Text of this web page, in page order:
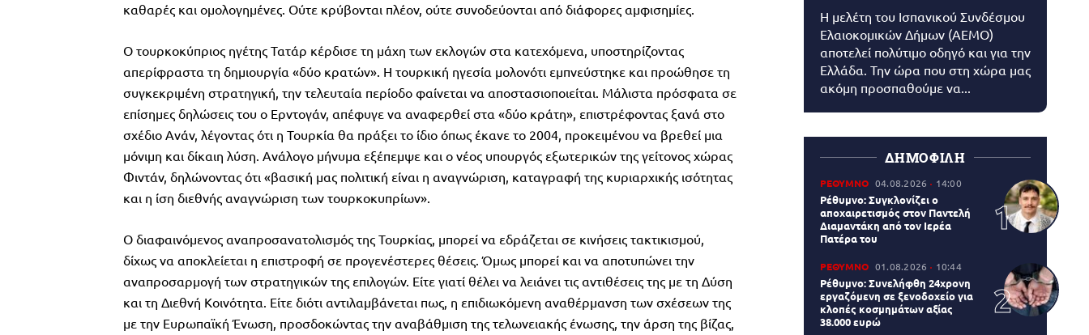
καθαρές και ομολογημένες. Ούτε κρύβονται πλέον, ούτε συνοδεύονται από διάφορες αμφισημίες.
Ο τουρκοκύπριος ηγέτης Τατάρ κέρδισε τη μάχη των εκλογών στα κατεχόμενα, υποστηρίζοντας
απερίφραστα τη δημιουργία «δύο κρατών». Η τουρκική ηγεσία μολονότι εμπνεύστηκε και προώθησε τη
συγκεκριμένη στρατηγική, την τελευταία περίοδο φαίνεται να αποστασιοποιείται. Μάλιστα πρόσφατα σε
επίσημες δηλώσεις του ο Ερντογάν, απέφυγε να αναφερθεί στα «δύο κράτη», επιστρέφοντας ξανά στο
σχέδιο Ανάν, λέγοντας ότι η Τουρκία θα πράξει το ίδιο όπως έκανε το 2004, προκειμένου να βρεθεί μια
μόνιμη και δίκαιη λύση. Ανάλογο μήνυμα εξέπεμψε και ο νέος υπουργός εξωτερικών της γείτονος χώρας
Φιντάν, δηλώνοντας ότι «βασική μας πολιτική είναι η αναγνώριση, καταγραφή της κυριαρχικής ισότητας
και η ίση διεθνής αναγνώριση των τουρκοκυπρίων».
Ο διαφαινόμενος αναπροσανατολισμός της Τουρκίας, μπορεί να εδράζεται σε κινήσεις τακτικισμού,
δίχως να αποκλείεται η επιστροφή σε προγενέστερες θέσεις. Όμως μπορεί και να αποτυπώνει την
αναπροσαρμογή των στρατηγικών της επιλογών. Είτε γιατί θέλει να λειάνει τις αντιθέσεις της με τη Δύση
και τη Διεθνή Κοινότητα. Είτε διότι αντιλαμβάνεται πως, η επιδιωκόμενη αναθέρμανση των σχέσεων της
με την Ευρωπαϊκή Ένωση, προσδοκώντας την αναβάθμιση της τελωνειακής ένωσης, την άρση της βίζας,
Η μελέτη του Ισπανικού Συνδέσμου
Ελαιοκομικών Δήμων (AEMO)
αποτελεί πολύτιμο οδηγό και για την
Ελλάδα. Την ώρα που στη χώρα μας
ακόμη προσπαθούμε να...
ΔΗΜΟΦΙΛΗ
ΡΕΘΥΜΝΟ 04.08.2026 14:00
Ρέθυμνο: Συγκλονίζει ο
αποχαιρετισμός στον Παντελή
Διαμαντάκη από τον Ιερέα
Πατέρα του
ΡΕΘΥΜΝΟ 01.08.2026 10:44
Ρέθυμνο: Συνελήφθη 24χρονη
εργαζόμενη σε ξενοδοχείο για
κλοπές κοσμημάτων αξίας
38.000 ευρώ